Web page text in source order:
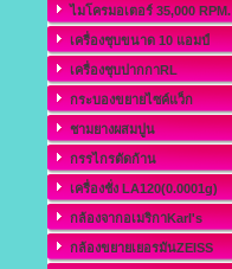
ไมโครมอเตอร์ 35,000 RPM.
เครื่องชุบขนาด 10 แอมป์
เครื่องชุบปากกาRL
กระบองขยายไซค์แว็ก
ชามยางผสมปูน
กรรไกรตัดก้าน
เครื่องชั่ง LA120(0.0001g)
กล้องจากอเมริกาKarl's
กล้องขยายเยอรมันZEISS